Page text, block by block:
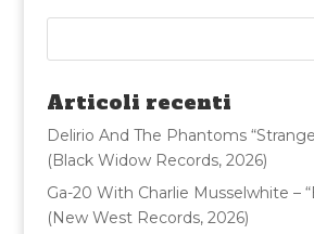
e
b
o
o
k
te
r
l
di
vi
di
Articoli recenti
Delirio And The Phantoms
(Black Widow Records, 2026)
Ga-20 With Charlie Musselwhite –
(New West Records, 2026)